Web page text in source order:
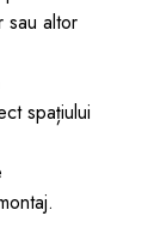
sau altor
spațiului